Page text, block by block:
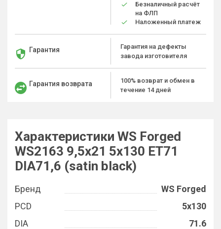
Безналичный расчёт
на ФЛП
Наложенный платеж
Гарантия
Гарантия на дефекты
завода изготовителя
Гарантия возврата
100% возврат и обмен в
течение 14 дней
Характеристики WS Forged
WS2163 9,5x21 5x130 ET71
DIA71,6 (satin black)
Бренд
WS Forged
PCD
5x130
DIA
71.6